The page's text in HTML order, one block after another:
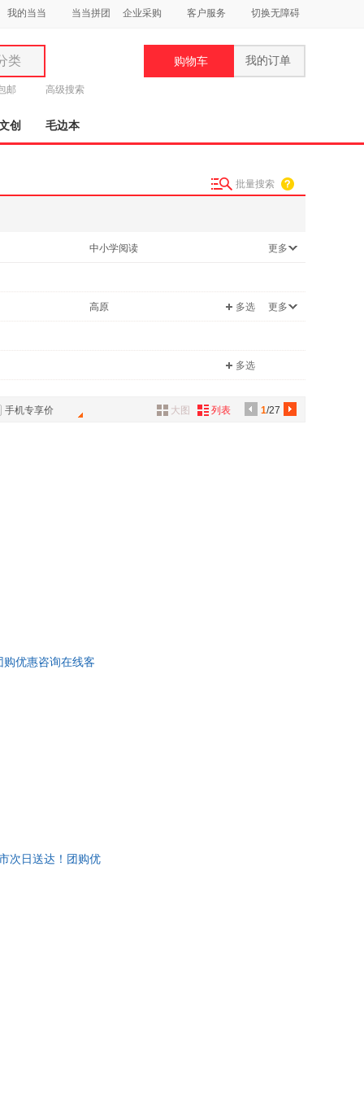
我的当当 当当拼团 企业采购 客户服务 切换无障碍
类
邮 高级搜索
购物车 我的订单
创 毛边本
批量搜索
中小学阅读
更多
高原
多选 更多
多选
手机专享价 1/27
大图 列表
购优惠咨询在线客
次日送达！团购优